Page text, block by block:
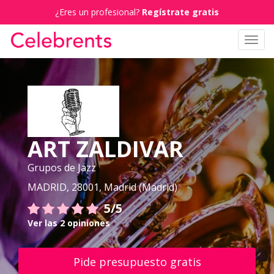
¿Eres un profesional? Regístrate gratis
ART ZALDIVAR
Grupos de Jazz
MADRID, 28001, Madrid (Madrid)
5/5
Ver las 2 opiniones
Pide presupuesto gratis